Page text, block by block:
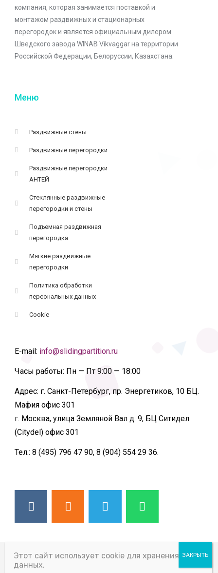
компания, которая занимается поставкой и
монтажом раздвижных и стационарных
перегородок и является официальным дилером
Шведского завода WINAB Vikvaggar на территории
Российской Федерации, Белоруссии, Казахстана.
Меню
Раздвижные стены
Раздвижные перегородки
Раздвижные перегородки
АНТЕЙ
Стеклянные раздвижные
перегородки и стены
Подъемная раздвижная
перегородка
Мягкие раздвижные
перегородки
Политика обработки
персональных данных
Cookie
E-mail: info@slidingpartition.ru
Часы работы: Пн — Пт 9:00 — 18:00
Адрес: г. Санкт-Петербург, пр. Энергетиков, 10 БЦ.
Мафия офис 301
г. Москва, улица Земляной Вал д. 9, БЦ Ситидел
(Citydel) офис 301
Тел.: 8 (495) 796 47 90, 8 (904) 554 29 36.
© 2026 ВСЕ ПРАВА ЗАЩИЩЕНЫ
Этот сайт использует cookie для хранения
данных.